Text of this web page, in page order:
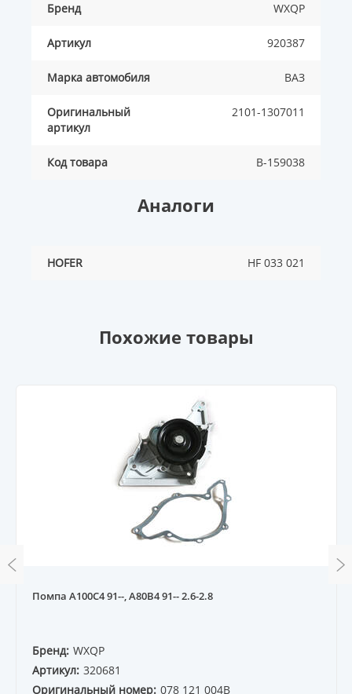
Бренд WXQP
Артикул 920387
Марка автомобиля ВАЗ
Оригинальный
артикул
2101-1307011
Код товара B-159038
Аналоги
HOFER HF 033 021
Похожие товары
Помпа A100C4 91--, A80B4 91-- 2.6-2.8
Бренд: WXQP
Артикул: 320681
Оригинальный номер: 078 121 004B